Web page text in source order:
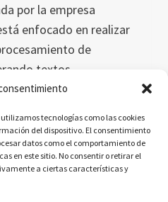
tecnologías como las cookies
del dispositivo. El consentimiento
datos como el comportamiento de
en este sitio. No consentir o retirar el
a ciertas características y
por la empresa
enfocado en realizar
de
textos,
extensos y
ético y seguro,